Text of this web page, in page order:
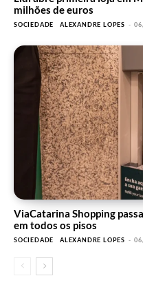
milhões de euros
SOCIEDADE ALEXANDRE LOPES -
ViaCatarina Shopping
em todos os pisos
SOCIEDADE ALEXANDRE LOPES -